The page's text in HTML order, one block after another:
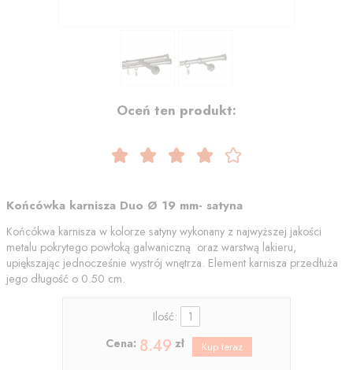
Oceń ten produkt:
Końcówka karnisza Duo Ø 19 mm- satyna
Końcókwa karnisza w kolorze satyny wykonany z najwyższej jakości
metalu pokrytego powłoką galwaniczną oraz warstwą lakieru,
upiększając jednocześnie wystrój wnętrza. Element karnisza przedłuża
jego długość o 0.50 cm.
Ilość:
Cena: 8.49 zł